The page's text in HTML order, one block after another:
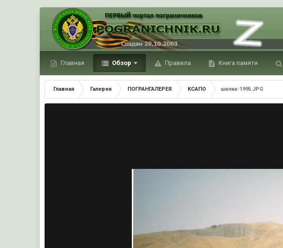
Главная Обзор Правила Книга памяти
Главная Галерея ПОГРАНГАЛЕРЕЯ КСАПО шилка-1995.JPG